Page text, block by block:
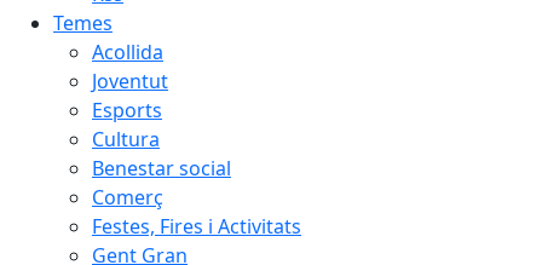
Temes
Acollida
Joventut
Esports
Cultura
Benestar social
Comerç
Festes, Fires i Activitats
Gent Gran